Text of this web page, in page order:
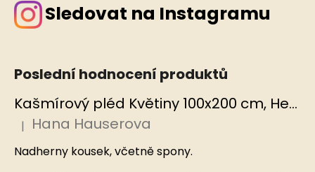
Sledovat na Instagramu
Poslední hodnocení produktů
Kašmírový pléd Květiny 100x200 cm, Hedvábný svět
Hodnocení produktu je 5 z 5 hvězdiček.
| Hana Hauserova
Nadherny kousek, včetně spony.